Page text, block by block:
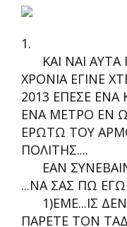
1.
ΚΑΙ ΝΑΙ ΑΥΤΑ
ΧΡΟΝΙΑ ΕΓΙΝΕ
2013 ΕΠΕΣΕ
ΕΝΑ ΜΕΤΡΟ ΕΝ
ΕΡΩΤΩ ΤΟΥ
ΠΟΛΙΤΗΣ....
ΕΑΝ
...ΝΑ ΣΑΣ ΠΩ ΕΓΩ
1)ΕΜΕ...ΙΣ
ΠΑΡΕΤΕ ΤΟΝ